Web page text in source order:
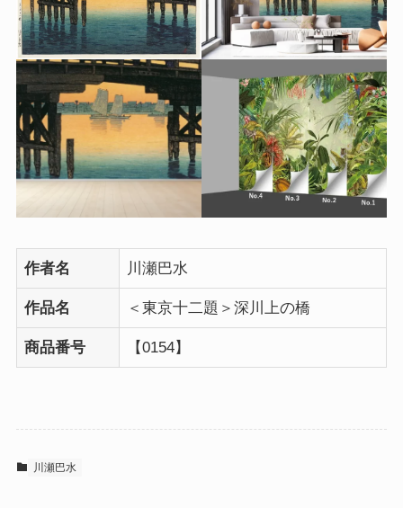
作者名 川瀬巴水
作品名 ＜東京十二題＞深川上の橋
商品番号 【0154】
川瀬巴水